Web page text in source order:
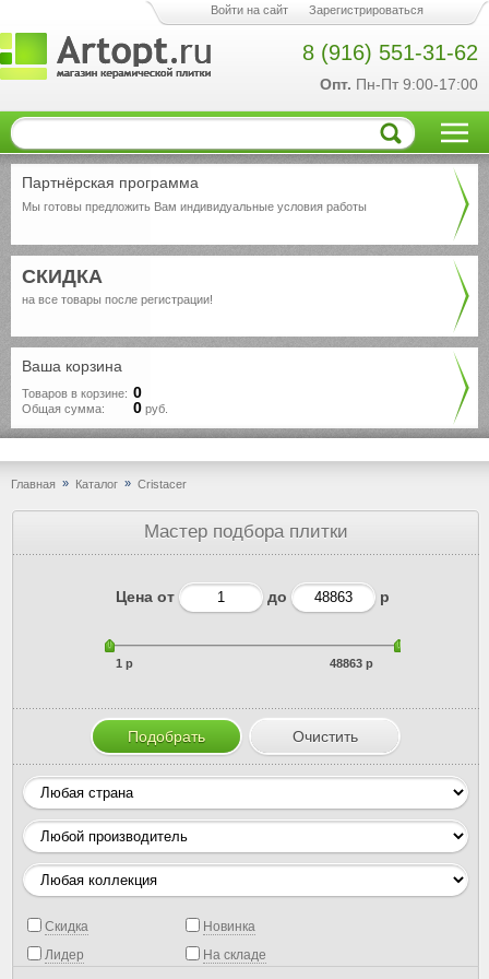
Войти на сайт Зарегистрироваться
8 (916) 551-31-62
Опт. Пн-Пт 9:00-17:00
Партнёрская программа
Мы готовы предложить Вам индивидуальные условия работы
СКИДКА
на все товары после регистрации!
Ваша корзина
Товаров в корзине: 0
Общая сумма: 0 руб.
Главная » Каталог » Cristacer
Мастер подбора плитки
Цена от до р
1 р 48863 р
Скидка
Новинка
Лидер
На складе